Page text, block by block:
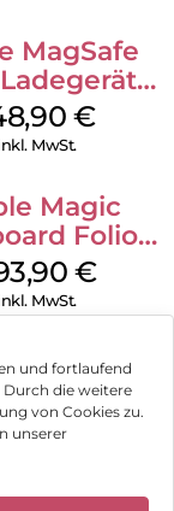
und fortlaufend
Durch die weitere
von Cookies zu.
unserer
MagSafe
Weiß €
MwSt.
Magic
Folio
(10.Gen.)
Weiß
€
MwSt.